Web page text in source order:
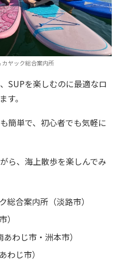
カヤック総合案内所
SUPを楽しむのに最適なロ
す。
簡単で、初心者でも気軽に
ら、海上散歩を楽しんでみ
総合案内所（淡路市）
）
わじ市・洲本市）
わじ市）